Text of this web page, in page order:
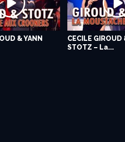
& YANN
CECILE GIROUD
STOTZ – La...